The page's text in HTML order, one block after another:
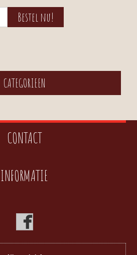
CATEGORIEEN
CONTACT
INFORMATIE